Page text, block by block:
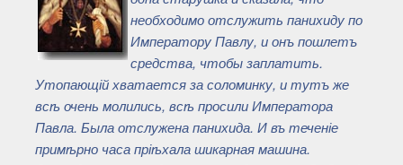
необходимо отслужить панихиду по
Императору Павлу, и онъ пошлетъ
средства, чтобы заплатить.
Утопающій хватается за соломинку, и тутъ же
всѣ очень молились, всѣ просили Императора
Павла. Была отслужена панихида. И въ теченіе
примѣрно часа пріѣхала шикарная машина.